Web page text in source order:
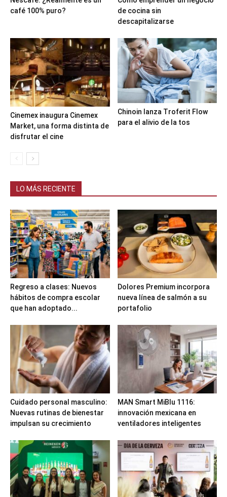
café 100% puro?
de cocina sin
descapitalizarse
Cinemex inaugura Cinemex
Market, una forma distinta de
disfrutar el cine
Chinoin lanza Troferit Flow
para el alivio de la tos
LO MÁS RECIENTE
Regreso a clases: Nuevos
hábitos de compra escolar
que han adoptado...
Dolores Premium incorpora
nueva línea de salmón a su
portafolio
Cuidado personal masculino:
Nuevas rutinas de bienestar
impulsan su crecimiento
MAN Smart MiBlu 1116:
innovación mexicana en
ventiladores inteligentes